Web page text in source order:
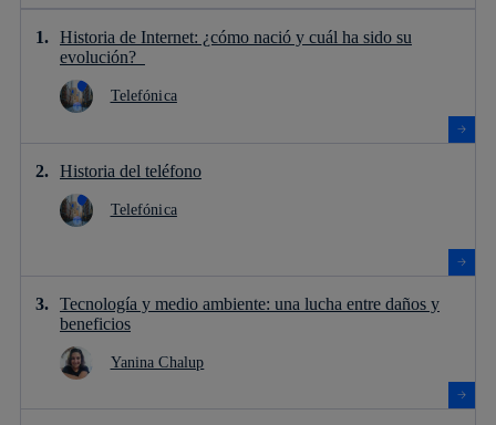
Historia de Internet: ¿cómo nació y cuál ha sido su
evolución?
Telefónica
Historia del teléfono
Telefónica
Tecnología y medio ambiente: una lucha entre daños y
beneficios
Yanina Chalup